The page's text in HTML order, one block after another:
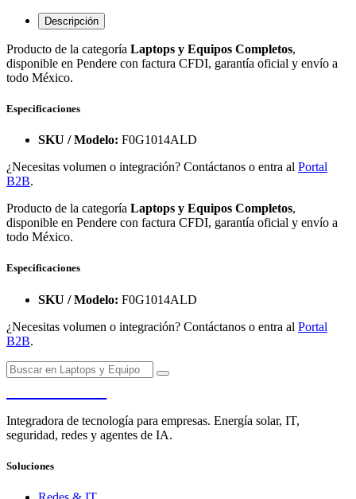
Descripción
Producto de la categoría Laptops y Equipos Completos,
disponible en Pendere con factura CFDI, garantía oficial y envío a
todo México.
Especificaciones
SKU / Modelo: F0G1014ALD
¿Necesitas volumen o integración? Contáctanos o entra al Portal
B2B.
Producto de la categoría Laptops y Equipos Completos,
disponible en Pendere con factura CFDI, garantía oficial y envío a
todo México.
Especificaciones
SKU / Modelo: F0G1014ALD
¿Necesitas volumen o integración? Contáctanos o entra al Portal
B2B.
Integradora de tecnología para empresas. Energía solar, IT,
seguridad, redes y agentes de IA.
Soluciones